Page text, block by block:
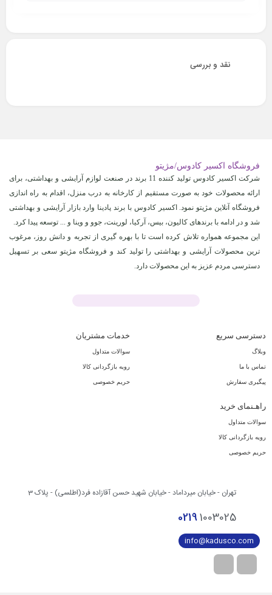
نقد و بررسی
فروشگاه اکسیر کادوس/مژیتو
شرکت اکسیر کادوس تولید کننده 11 برند در صنعت لوازم آرایشی و بهداشتی، برای
ارائه محصولات خود به صورت مستقیم از کارخانه به درب منزل، اقدام به راه اندازی
فروشگاه آنلاین مژیتو نمود. اکسیر کادوس با برند پادینا وارد بازار آرایشی و بهداشتی
شد و در ادامه با برندهای کالیون، بیس، آرکیا، لورینت، جوو و وینا و ... توسعه پیدا کرد.
این مجموعه همواره تلاش کرده است تا با بهره گیری از تجربه و دانش روز، مرغوب
ترین محصولات آرایشی و بهداشتی را تولید کند و فروشگاه مژیتو سعی بر تسهیل
دسترسی مردم عزیز به این محصولات دارد.
دسترسی سریع
وبلاگ
تماس با ما
پیگیری سفارش
خدمات مشتریان
سوالات متداول
رویه بازگردانی کالا
حریم خصوصی
راهـنمای خرید
سوالات متداول
رویه بازگردانی کالا
حریم خصوصی
تهران - خیابان میرداماد - خیابان شهید حسن آقازاده فرد(اطلسی) - پلاک 3
02191003025
info@kadusco.com